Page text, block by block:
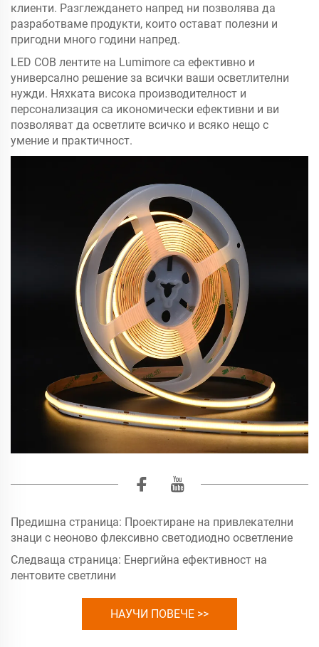
клиенти. Разглеждането напред ни позволява да
разработваме продукти, които остават полезни и
пригодни много години напред.
LED COB лентите на Lumimore са ефективно и
универсално решение за всички ваши осветлителни
нужди. Няхката висока производителност и
персонализация са икономически ефективни и ви
позволяват да осветлите всичко и всяко нещо с
умение и практичност.
Предишна страница: Проектиране на привлекателни
знаци с неоново флексивно светодиодно осветление
Следваща страница: Енергийна ефективност на
лентовите светлини
НАУЧИ ПОВЕЧЕ >>